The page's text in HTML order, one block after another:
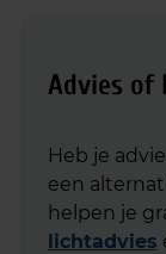
Advies of
Heb je
een
helpen je
lichtadvies